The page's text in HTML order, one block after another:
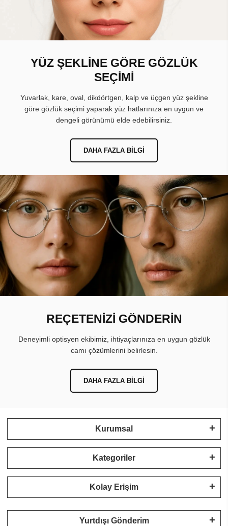
YÜZ ŞEKLİNE GÖRE GÖZLÜK
SEÇİMİ
Yuvarlak, kare, oval, dikdörtgen, kalp ve üçgen yüz şekline
göre gözlük seçimi yaparak yüz hatlarınıza en uygun ve
dengeli görünümü elde edebilirsiniz.
DAHA FAZLA BILGI
REÇETENİZİ GÖNDERİN
Deneyimli optisyen ekibimiz, ihtiyaçlarınıza en uygun gözlük
camı çözümlerini belirlesin.
DAHA FAZLA BILGI
Kurumsal
Kategoriler
Kolay Erişim
Yurtdışı Gönderim